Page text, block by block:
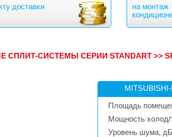
доставки
на монтаж
СПЛИТ-СИСТЕМЫ СЕРИИ STANDART>>
Площадь
Мощность холод/
Уровень шума, дБ